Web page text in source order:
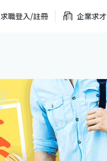
求職登入/註冊 企業求才